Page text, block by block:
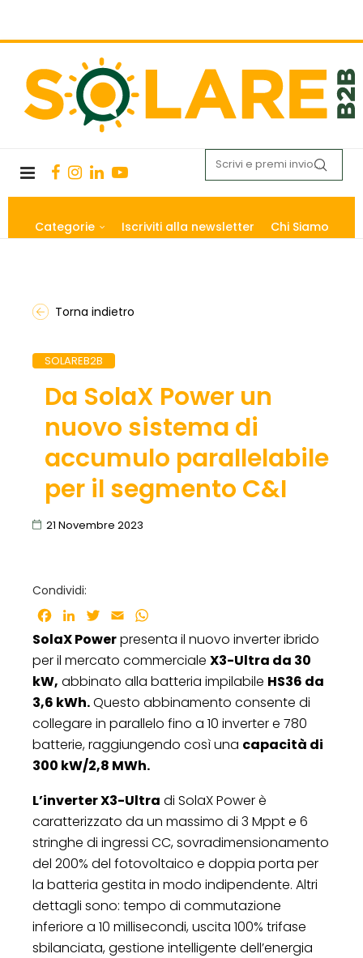
Categorie Iscriviti alla newsletter Chi Siamo
Torna indietro
SOLAREB2B
Da SolaX Power un
nuovo sistema di
accumulo parallelabile
per il segmento C&I
21 Novembre 2023
Condividi:
Facebook
LinkedInTwitter
Email
SolaX Powerpresenta il nuovo inverter ibrido
per il mercato commerciale X3-Ultra da 30
kW, abbinato alla batteria impilabile HS36 da
3,6 kWh.Questo abbinamento consente di
collegare in parallelo fino a 10 inverter e 780
batterie, raggiungendo così una capacità di
300 kW/2,8 MWh.
L’inverter X3-Ultra di SolaX Power è
caratterizzato da un massimo di 3 Mppt e 6
stringhe di ingressi CC, sovradimensionamento
del 200% del fotovoltaico e doppia porta per
la batteria gestita in modo indipendente. Altri
dettagli sono: tempo di commutazione
inferiore a 10 millisecondi, uscita 100% trifase
sbilanciata, gestione intelligente dell’energia